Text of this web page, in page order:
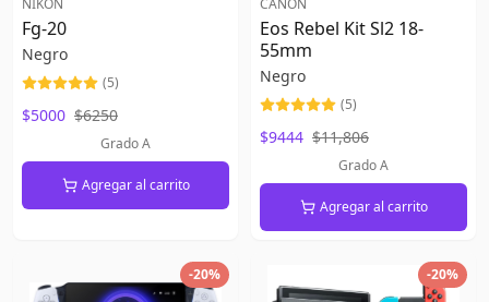
NIKON
Fg-20
Negro
(5)
$5000 $6250
Grado A
Agregar al carrito
CANON
Eos Rebel Kit Sl2 18-
55mm
Negro
(5)
$9444 $11,806
Grado A
Agregar al carrito
-20% -20%